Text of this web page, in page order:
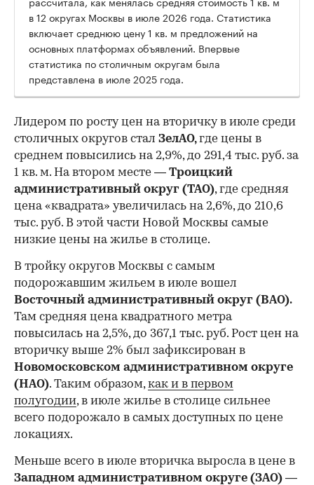
в 12 округах Москвы в июле 2026 года. Статистика
включает среднюю цену 1 кв. м предложений на
основных платформах объявлений. Впервые
статистика по столичным округам была
представлена в июле 2025 года.
Лидером по росту цен на вторичку в июле среди
столичных округов стал ЗелАО,где цены в
среднем повысились на 2,9%, до 291,4 тыс. руб. за
1 кв. м. На втором месте — Троицкий
административный округ (ТАО), где средняя
цена «квадрата» увеличилась на 2,6%, до 210,6
тыс. руб. В этой части Новой Москвы самые
низкие цены на жилье в столице.
В тройку округов Москвы с самым
подорожавшим жильем в июле вошел
Восточный административный округ (ВАО).
Там средняя цена квадратного метра
повысилась на 2,5%, до 367,1 тыс. руб. Рост цен на
вторичку выше 2% был зафиксирован в
Новомосковском административном округе
(НАО). Таким образом,как и в первом
полугодии, в июле жилье в столице сильнее
всего подорожало в самых доступных по цене
локациях.
Меньше всего в июле вторичка выросла в цене в
Западном административном округе (ЗАО) —